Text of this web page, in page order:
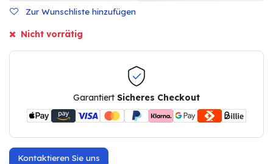
Zur Wunschliste hinzufügen
Nicht vorrätig
Garantiert Sicheres Checkout
Kontaktieren Sie uns